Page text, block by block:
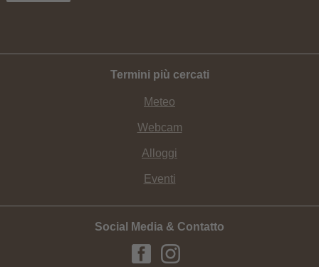
Termini più cercati
Meteo
Webcam
Alloggi
Eventi
Social Media & Contatto